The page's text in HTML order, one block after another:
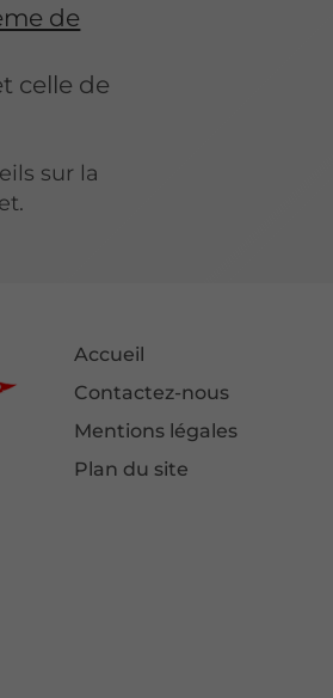
de
celle de
sur la
Accueil
Contactez-nous
Mentions légales
Plan du site